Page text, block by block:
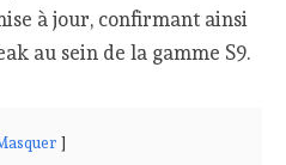
à jour, confirmant ainsi
au sein de la gamme S9.